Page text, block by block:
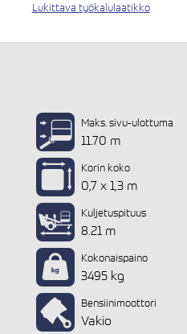
Lukittava työkalulaatikko
Maks. sivu-ulottuma
11.70 m
Korin koko
0,7 x 1,3 m
Kuljetuspituus
8.21 m
Kokonaispaino
3495 kg
Bensiinimoottori
Vakio